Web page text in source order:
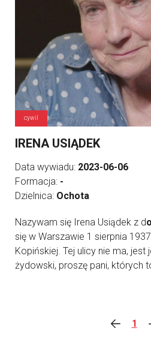
cywil
IRENA USIĄDEK
Data wywiadu: 2023-06-06
Formacja: -
Dzielnica: Ochota
Nazywam się Irena Usiądek z do
się w Warszawie 1 sierpnia
Kopińskiej. Tej ulicy nie ma, jest
żydowski, proszę pani, których
1